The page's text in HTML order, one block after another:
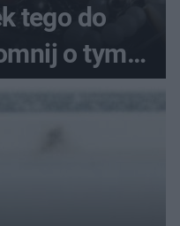
tego do
o tym
na